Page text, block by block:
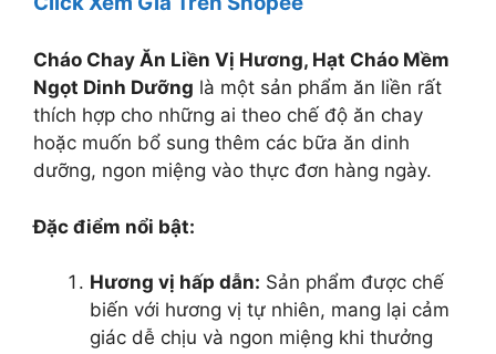
Cháo Chay Ăn Liền Vị Hương, Hạt Cháo Mềm
Ngọt Dinh Dưỡng là một sản phẩm ăn liền rất
thích hợp cho những ai theo chế độ ăn chay
hoặc muốn bổ sung thêm các bữa ăn dinh
dưỡng, ngon miệng vào thực đơn hàng ngày.
Đặc điểm nổi bật:
Hương vị hấp dẫn: Sản phẩm được chế
biến với hương vị tự nhiên, mang lại cảm
giác dễ chịu và ngon miệng khi thưởng